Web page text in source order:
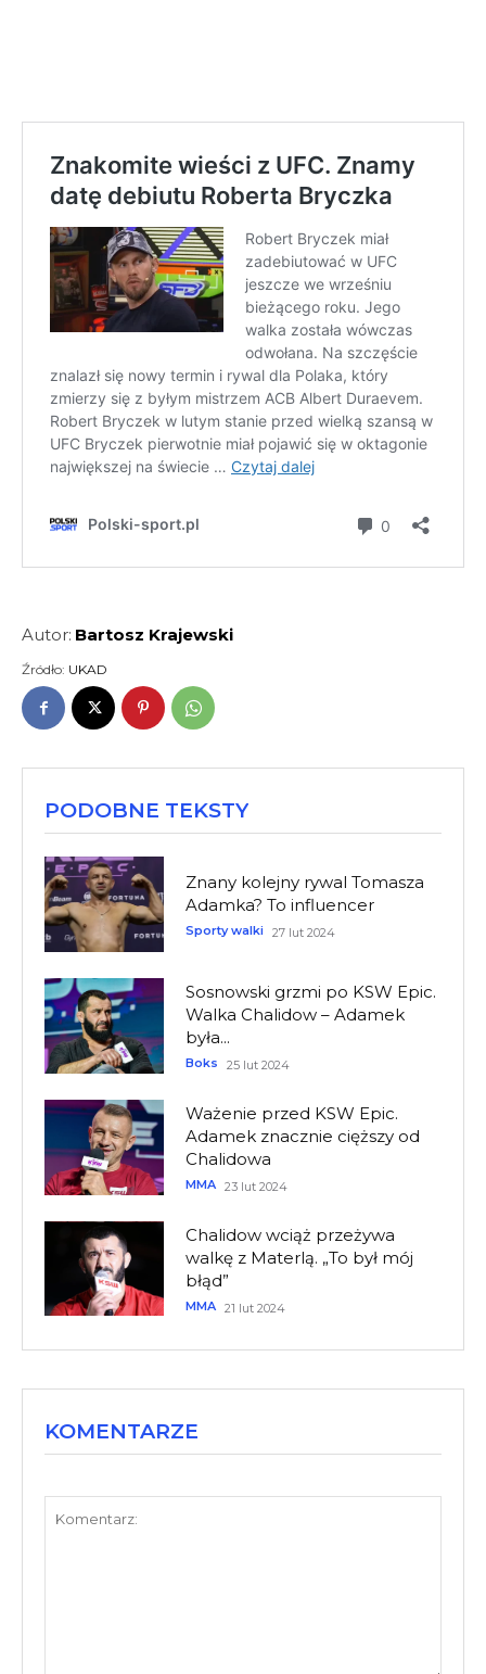
Autor: Bartosz Krajewski
Źródło: UKAD
PODOBNE TEKSTY
Znany kolejny rywal Tomasza
Adamka? To influencer
Sporty walki 27 lut 2024
Sosnowski grzmi po KSW Epic.
Walka Chalidow – Adamek
była...
Boks 25 lut 2024
Ważenie przed KSW Epic.
Adamek znacznie cięższy od
Chalidowa
MMA 23 lut 2024
Chalidow wciąż przeżywa
walkę z Materlą. „To był mój
błąd”
MMA 21 lut 2024
KOMENTARZE